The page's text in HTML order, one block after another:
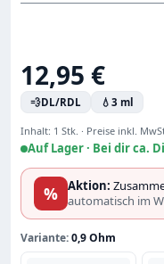
Regulärer Preis:
12,95 €
💨DL/RDL 💧 3 ml
Inhalt: 1 Stk. · Preise inkl.
Auf Lager · Bei dir ca.
% Aktion:
automatisch im
Variante:0,9 Ohm